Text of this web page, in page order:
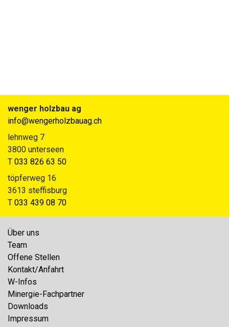
wenger holzbau ag
info@wengerholzbauag.ch
lehnweg 7
3800 unterseen
T 033 826 63 50
töpferweg 16
3613 steffisburg
T 033 439 08 70
Über uns
Team
Offene Stellen
Kontakt/Anfahrt
W-Infos
Minergie-Fachpartner
Downloads
Impressum